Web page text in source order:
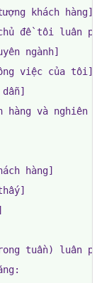
khách hàng]
đề tôi luân
ngành]
việc của tôi]
và nghiên
hàng]
tuần) luân